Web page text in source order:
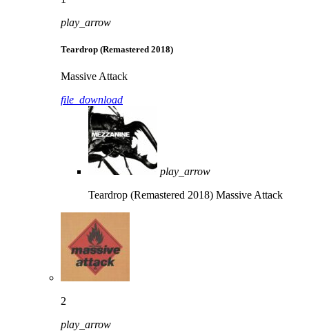
play_arrow
Teardrop (Remastered 2018)
Massive Attack
file_download
play_arrow
Teardrop (Remastered 2018) Massive Attack
2
play_arrow